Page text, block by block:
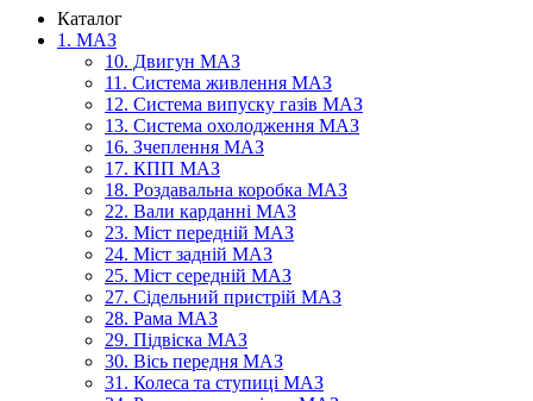
Каталог
1. МАЗ
10. Двигун МАЗ
11. Система живлення МАЗ
12. Система випуску газів МАЗ
13. Система охолодження МАЗ
16. Зчеплення МАЗ
17. КПП МАЗ
18. Роздавальна коробка МАЗ
22. Вали карданні МАЗ
23. Міст передній МАЗ
24. Міст задній МАЗ
25. Міст середній МАЗ
27. Сідельний пристрій МАЗ
28. Рама МАЗ
29. Підвіска МАЗ
30. Вісь передня МАЗ
31. Колеса та ступиці МАЗ